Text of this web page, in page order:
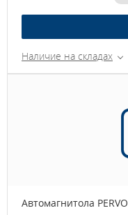
Наличие на складах
Автомагнитола